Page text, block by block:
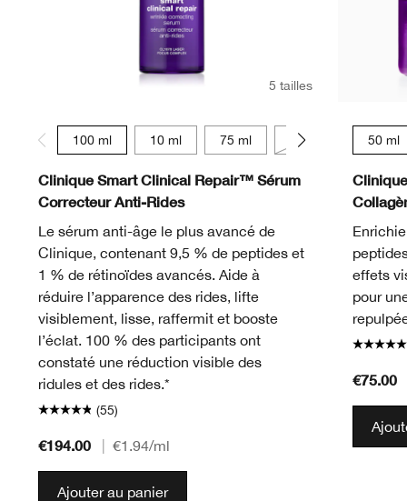
5 tailles
100 ml 10 ml 75 ml 50 ml 30 ml
Clinique Smart Clinical Repair™ Sérum
Correcteur Anti-Rides
Le sérum anti-âge le plus avancé de
Clinique, contenant 9,5 % de peptides et
1 % de rétinoïdes avancés. Aide à
réduire l’apparence des rides, lifte
visiblement, lisse, raffermit et booste
l’éclat. 100 % des participants ont
constaté une réduction visible des
ridules et des rides.*
(55)
€194.00 €1.94/ml
Ajouter au panier
50 ml
effets
pour
€75.00